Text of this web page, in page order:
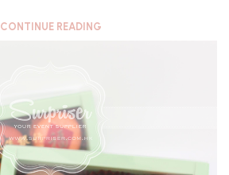
CONTINUE READING